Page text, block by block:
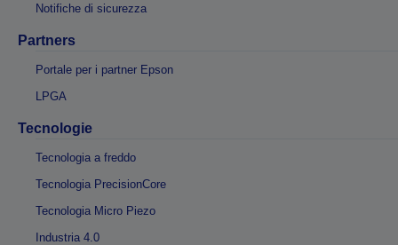
Notifiche di sicurezza
Partners
Portale per i partner Epson
LPGA
Tecnologie
Tecnologia a freddo
Tecnologia PrecisionCore
Tecnologia Micro Piezo
Industria 4.0